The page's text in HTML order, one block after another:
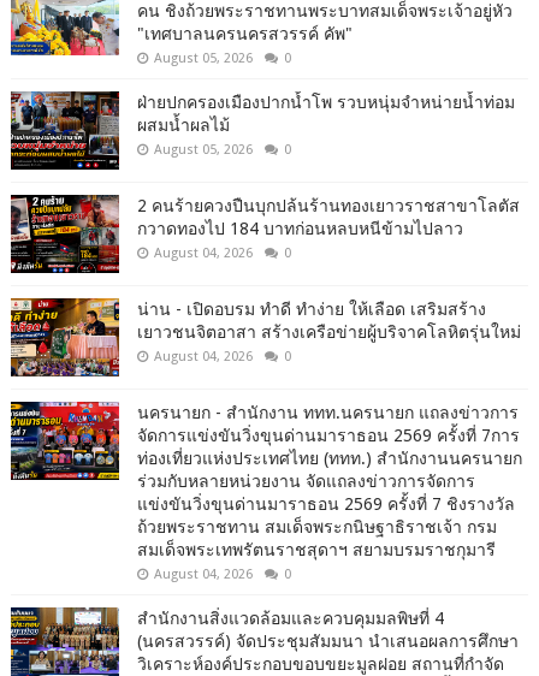
คน ชิงถ้วยพระราชทานพระบาทสมเด็จพระเจ้าอยู่หัว
"เทศบาลนครนครสวรรค์ คัพ"
August 05, 2026 0
ฝ่ายปกครองเมืองปากน้ำโพ รวบหนุ่มจำหน่ายน้ำท่อม
ผสมน้ำผลไม้
August 05, 2026 0
2 คนร้ายควงปืนบุกปล้นร้านทองเยาวราชสาขาโลตัส
กวาดทองไป 184 บาทก่อนหลบหนีข้ามไปลาว
August 04, 2026 0
น่าน - เปิดอบรม ทำดี ทำง่าย ให้เลือด เสริมสร้าง
เยาวชนจิตอาสา สร้างเครือข่ายผู้บริจาคโลหิตรุ่นใหม่
August 04, 2026 0
นครนายก - สำนักงาน ททท.นครนายก แถลงข่าวการ
จัดการแข่งขันวิ่งขุนด่านมาราธอน 2569 ครั้งที่ 7การ
ท่องเที่ยวแห่งประเทศไทย (ททท.) สำนักงานนครนายก
ร่วมกับหลายหน่วยงาน จัดแถลงข่าวการจัดการ
แข่งขันวิ่งขุนด่านมาราธอน 2569 ครั้งที่ 7 ชิงรางวัล
ถ้วยพระราชทาน สมเด็จพระกนิษฐาธิราชเจ้า กรม
สมเด็จพระเทพรัตนราชสุดาฯ สยามบรมราชกุมารี
August 04, 2026 0
สำนักงานสิ่งแวดล้อมและควบคุมมลพิษที่ 4
(นครสวรรค์) จัดประชุมสัมมนา นำเสนอผลการศึกษา
วิเคราะห์องค์ประกอบขอบขยะมูลฝอย สถานที่กำจัด